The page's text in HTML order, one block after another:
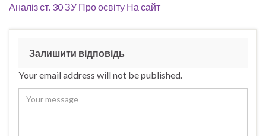
Аналіз ст. 30 ЗУ Про освіту На сайт
Залишити відповідь
Your email address will not be published.